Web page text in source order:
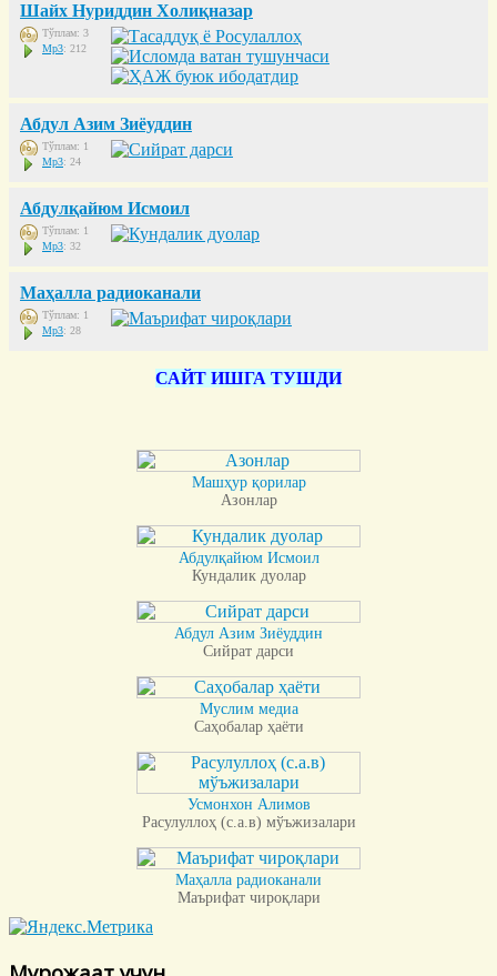
Шайх Нуриддин Холиқназар
Тўплам: 3
Mp3: 212
Абдул Азим Зиёуддин
Тўплам: 1
Mp3: 24
Абдулқайюм Исмоил
Тўплам: 1
Mp3: 32
Маҳалла радиоканали
Тўплам: 1
Mp3: 28
САЙТ ИШГА ТУШДИ
Машҳур қорилар
Азонлар
Абдулқайюм Исмоил
Кундалик дуолар
Абдул Азим Зиёуддин
Сийрат дарси
Муслим медиа
Саҳобалар ҳаёти
Усмонхон Алимов
Расулуллоҳ (с.а.в) мўъжизалари
Маҳалла радиоканали
Маърифат чироқлари